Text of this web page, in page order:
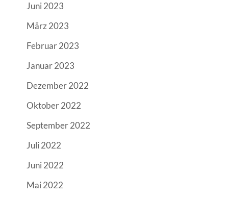
Juni 2023
März 2023
Februar 2023
Januar 2023
Dezember 2022
Oktober 2022
September 2022
Juli 2022
Juni 2022
Mai 2022